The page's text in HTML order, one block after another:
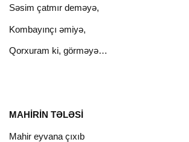
Səsim çatmır deməyə,
Kombayınçı əmiyə,
Qorxuram ki, görməyə…
MAHİRİN TƏLƏSİ
Mahir eyvana çıxıb